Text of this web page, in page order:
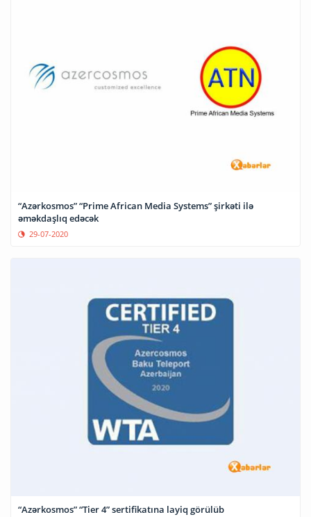
“Azərkosmos” “Prime African Media Systems” şirkəti ilə
əməkdaşlıq edəcək
29-07-2020
“Azərkosmos” “Tier 4” sertifikatına layiq görülüb